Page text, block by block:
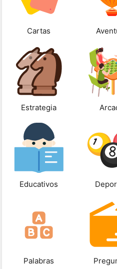
Cartas
Estrategia
Educativos
Palabras